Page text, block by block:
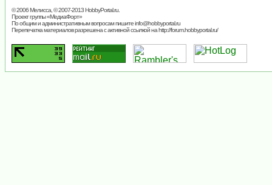
© 2006 Мелисса, © 2007-2013HobbyPortal.ru
Проект группы «МедиаФорт»
По общим и административным вопросам пишитеinfo@hobbyportal.ru
Перепечатка материалов разрешена с активной ссылкой на http://forum.hobbyportal.ru/